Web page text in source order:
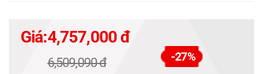
Giá:4,757,000 đ
6,509,090 đ -27%